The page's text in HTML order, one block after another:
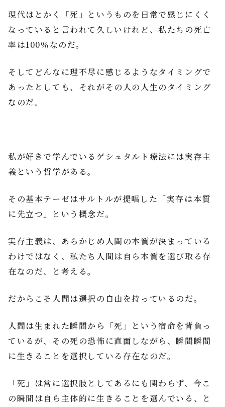
現代はとかく「死」というものを日常で感じにくく
なっていると言われて久しいけれど、私たちの死亡
率は100％なのだ。
そしてどんなに理不尽に感じるようなタイミングで
あったとしても、それがその人の人生のタイミング
なのだ。
私が好きで学んでいるゲシュタルト療法には実存主
義という哲学がある。
その基本テーゼはサルトルが提唱した「実存は本質
に先立つ」という概念だ。
実存主義は、あらかじめ人間の本質が決まっている
わけではなく、私たち人間は自ら本質を選び取る存
在なのだ、と考える。
だからこそ人間は選択の自由を持っているのだ。
人間は生まれた瞬間から「死」という宿命を背負っ
ているが、その死の恐怖に直面しながら、瞬間瞬間
に生きることを選択している存在なのだ。
「死」は常に選択肢としてあるにも関わらず、今こ
の瞬間は自ら主体的に生きることを選んでいる、と